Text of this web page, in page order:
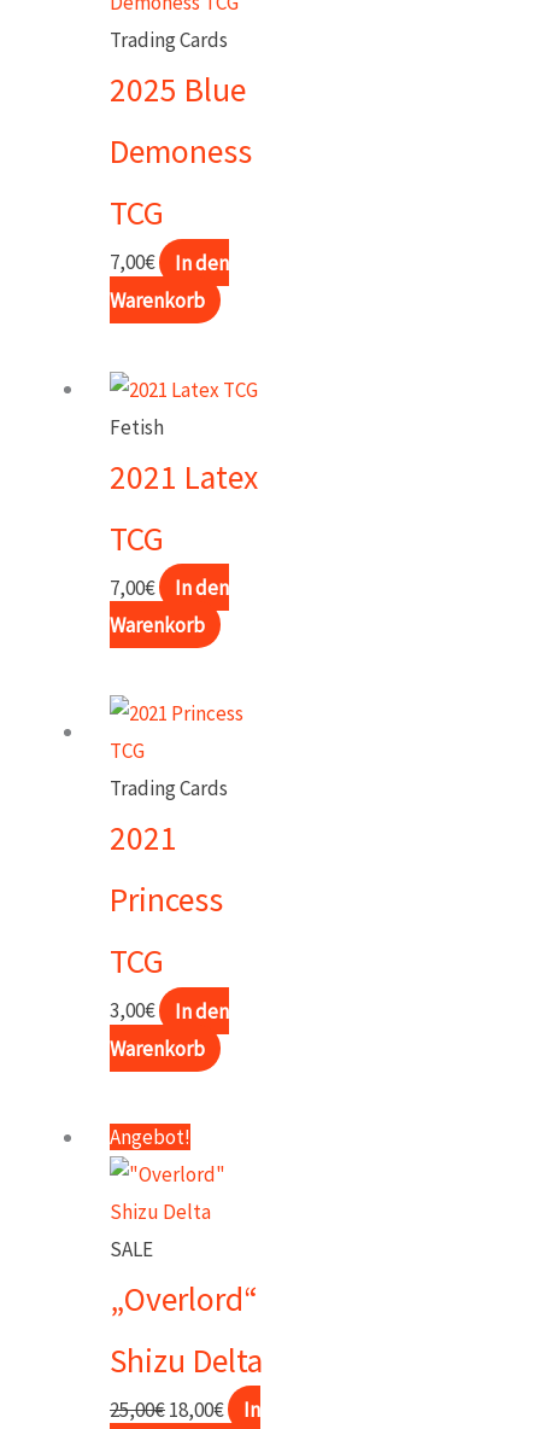
Trading Cards
2025 Blue
Demoness
TCG
7,00€
In den
Warenkorb
Fetish
2021 Latex
TCG
7,00€
In den
Warenkorb
Trading Cards
2021
Princess
TCG
3,00€
In den
Warenkorb
Angebot!
SALE
„Overlord“
Shizu Delta
25,00€Ursprünglicher
18,00€Aktueller
In